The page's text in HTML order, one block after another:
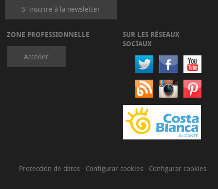
S´inscrire à la newsletter
ZONE PROFESSIONNELLE
Accéder
SUR LES RÉSEAUX
SOCIAUX
Protección de datos · Configurar cookies · Configurar cookies